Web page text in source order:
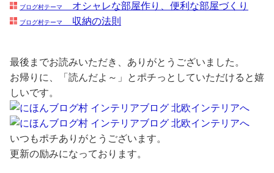
ブログ村テーマ オシャレな部屋作り、便利な部屋づくり
ブログ村テーマ 収納の法則
最後までお読みいただき、ありがとうございました。
お帰りに、「読んだよ～」とポチっとしていただけると嬉
しいです。
いつもポチありがとうございます。
更新の励みになっております。